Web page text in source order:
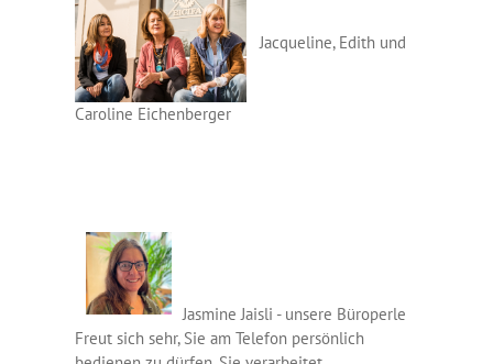
Jacqueline, Edith und
Caroline Eichenberger
Jasmine Jaisli - unsere Büroperle
Freut sich sehr, Sie am Telefon persönlich